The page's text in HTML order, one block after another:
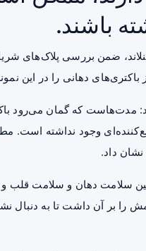
باشند.
دهانی را در این
داد: مدت‌هاست که گمان می‌رود
نشان داد.
سلامت دهان و سلامت قلب
را بر آن داشت تا به دنبال